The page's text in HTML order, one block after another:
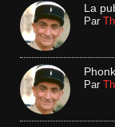
La
Par
Phonk
Par